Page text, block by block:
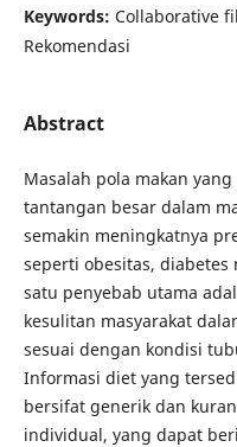
Keywords: Collaborative
Rekomendasi
Abstract
Masalah pola makan
tantangan besar dalam
semakin meningkatnya
seperti obesitas,
satu penyebab utama
kesulitan masyarakat
sesuai dengan kondisi
Informasi diet yang
bersifat generik dan
individual, yang dapat